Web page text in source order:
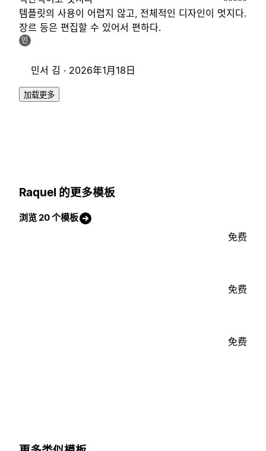
템플릿의 사용이 어렵지 않고, 전체적인 디자인이 멋지다.
장르 등은 편집할 수 있어서 편하다.
민
민서 김 · 2026年1月18日
加载更多
Raquel 的更多模板
浏览 20 个模板
免费
免费
免费